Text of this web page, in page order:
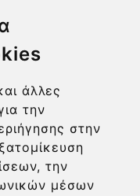
άλλες
την
στην
την
μέσων